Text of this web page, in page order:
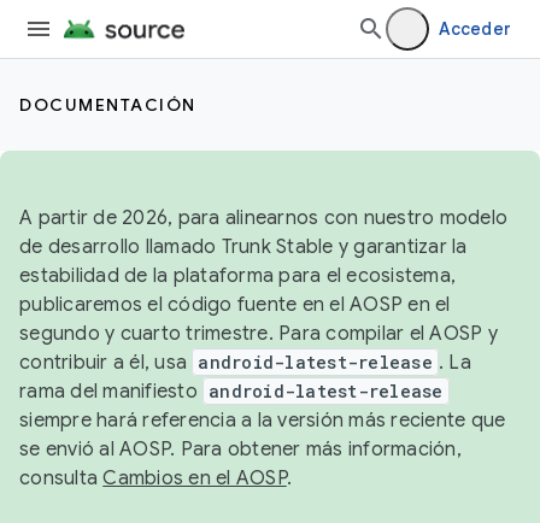
Acceder
DOCUMENTACIÓN
A partir de 2026, para alinearnos con nuestro modelo
de desarrollo llamado Trunk Stable y garantizar la
estabilidad de la plataforma para el ecosistema,
publicaremos el código fuente en el AOSP en el
segundo y cuarto trimestre. Para compilar el AOSP y
contribuir a él, usa android-latest-release . La
rama del manifiesto android-latest-release
siempre hará referencia a la versión más reciente que
se envió al AOSP. Para obtener más información,
consultaCambios en el AOSP.